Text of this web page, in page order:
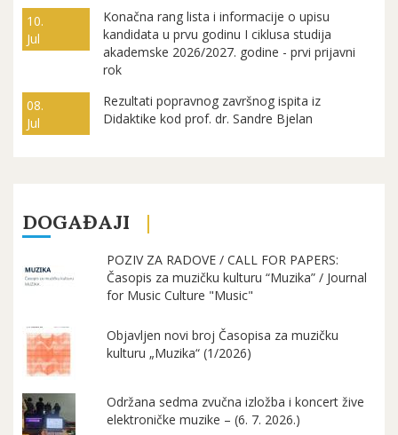
10.
Jul
Konačna rang lista i informacije o upisu
kandidata u prvu godinu I ciklusa studija
akademske 2026/2027. godine - prvi prijavni
rok
08.
Jul
Rezultati popravnog završnog ispita iz
Didaktike kod prof. dr. Sandre Bjelan
DOGAĐAJI
POZIV ZA RADOVE / CALL FOR PAPERS:
Časopis za muzičku kulturu “Muzika” / Journal
for Music Culture "Music"
Objavljen novi broj Časopisa za muzičku
kulturu „Muzika“ (1/2026)
Održana sedma zvučna izložba i koncert žive
elektroničke muzike – (6. 7. 2026.)